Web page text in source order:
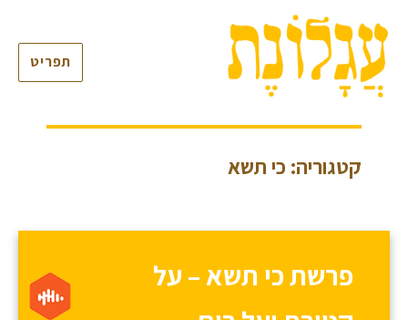
תפריט
קטגוריה: כי תשא
פרשת כי תשא – על